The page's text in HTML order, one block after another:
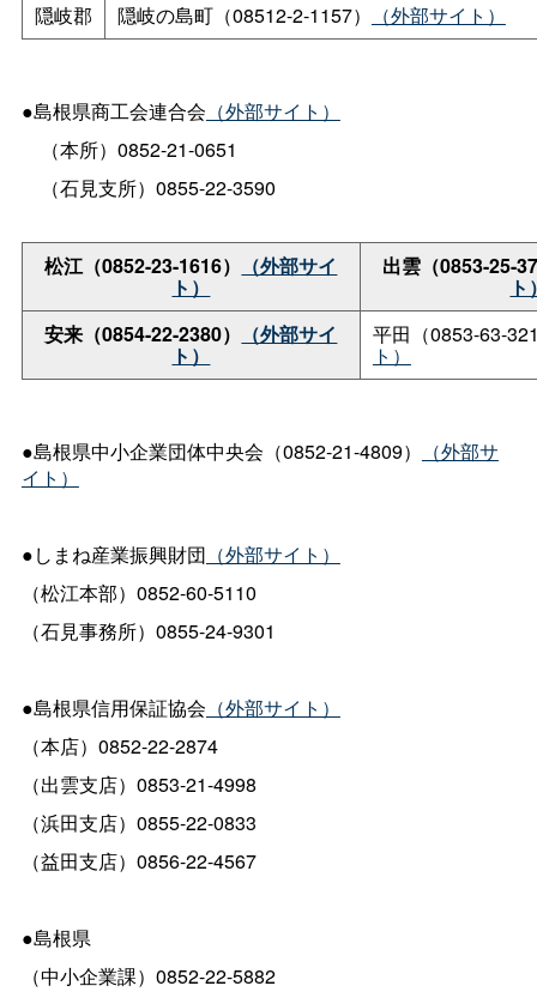
隠岐郡
隠岐の島町（08512-2-1157） （外部サイト）
●島根県商工会連合会 （外部サイト）
（本所）0852-21-0651
（石見支所）0855-22-3590
松江（0852-23-1616） （外部サイ
ト）
出雲（0853-25-
安来（0854-22-2380）
（外部サイ
ト）
平田（0853-63-
ト）
●島根県中小企業団体中央会（0852-21-4809）
（外部サ
イト）
●しまね産業振興財団 （外部サイト）
（松江本部）0852-60-5110
（石見事務所）0855-24-9301
●島根県信用保証協会 （外部サイト）
（本店）0852-22-2874
（出雲支店）0853-21-4998
（浜田支店）0855-22-0833
（益田支店）0856-22-4567
●島根県
（中小企業課）0852-22-5882